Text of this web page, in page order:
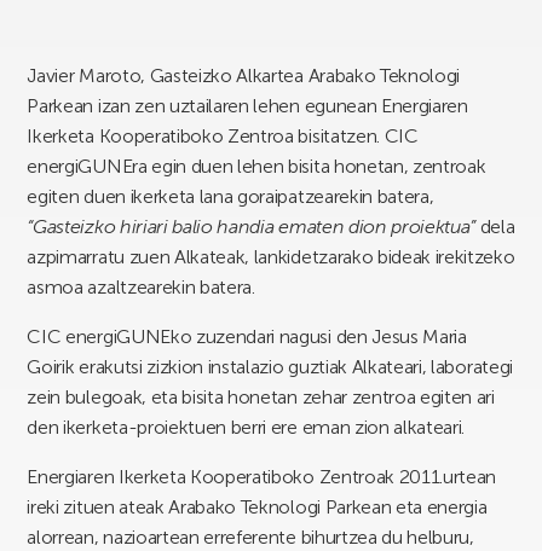
Javier Maroto, Gasteizko Alkartea Arabako Teknologi
Parkean izan zen uztailaren lehen egunean Energiaren
Ikerketa Kooperatiboko Zentroa bisitatzen. CIC
energiGUNEra egin duen lehen bisita honetan, zentroak
egiten duen ikerketa lana goraipatzearekin batera,
“Gasteizko hiriari balio handia ematen dion proiektua” dela
azpimarratu zuen Alkateak, lankidetzarako bideak irekitzeko
asmoa azaltzearekin batera.
CIC energiGUNEko zuzendari nagusi den Jesus Maria
Goirik erakutsi zizkion instalazio guztiak Alkateari, laborategi
zein bulegoak, eta bisita honetan zehar zentroa egiten ari
den ikerketa-proiektuen berri ere eman zion alkateari.
Energiaren Ikerketa Kooperatiboko Zentroak 2011.urtean
ireki zituen ateak Arabako Teknologi Parkean eta energia
alorrean, nazioartean erreferente bihurtzea du helburu,